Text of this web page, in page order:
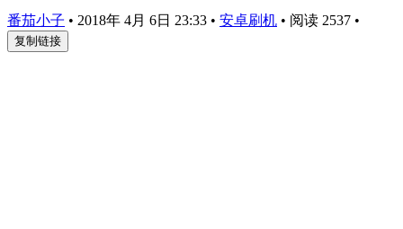
番茄小子 • 2018年 4月 6日 23:33 • 安卓刷机 • 阅读 2537 •
复制链接